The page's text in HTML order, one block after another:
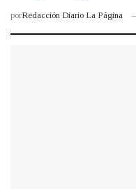
porRedacción Diario La Página